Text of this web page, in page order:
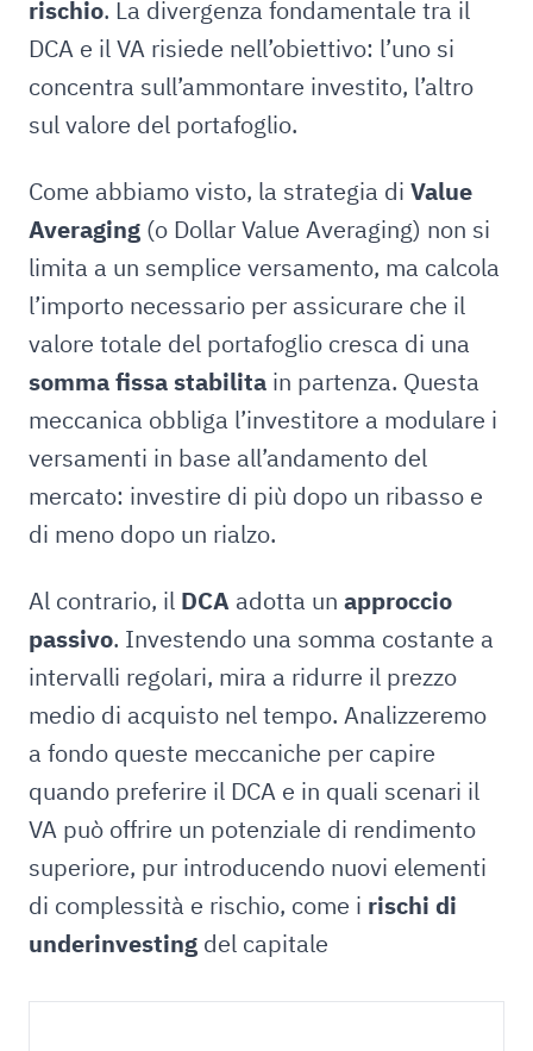
rischio. La divergenza fondamentale tra il
DCA e il VA risiede nell’obiettivo: l’uno si
concentra sull’ammontare investito, l’altro
sul valore del portafoglio.
Come abbiamo visto, la strategia di Value
Averaging (o Dollar Value Averaging) non si
limita a un semplice versamento, ma calcola
l’importo necessario per assicurare che il
valore totale del portafoglio cresca di una
somma fissa stabilita in partenza. Questa
meccanica obbliga l’investitore a modulare i
versamenti in base all’andamento del
mercato: investire di più dopo un ribasso e
di meno dopo un rialzo.
Al contrario, il DCA adotta un approccio
passivo. Investendo una somma costante a
intervalli regolari, mira a ridurre il prezzo
medio di acquisto nel tempo. Analizzeremo
a fondo queste meccaniche per capire
quando preferire il DCA e in quali scenari il
VA può offrire un potenziale di rendimento
superiore, pur introducendo nuovi elementi
di complessità e rischio, come i rischi di
underinvesting del capitale